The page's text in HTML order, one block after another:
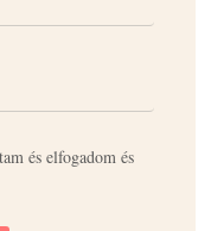
és elfogadom és